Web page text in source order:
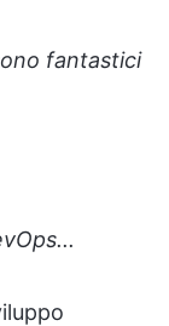
fantastici